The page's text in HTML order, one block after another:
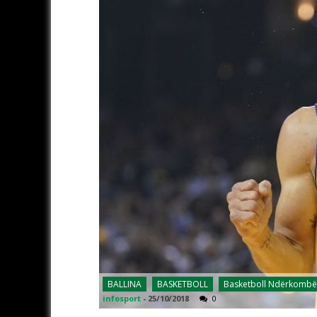
BALLINA BASKETBOLL Basketboll
infosport - 25/10/2018 0